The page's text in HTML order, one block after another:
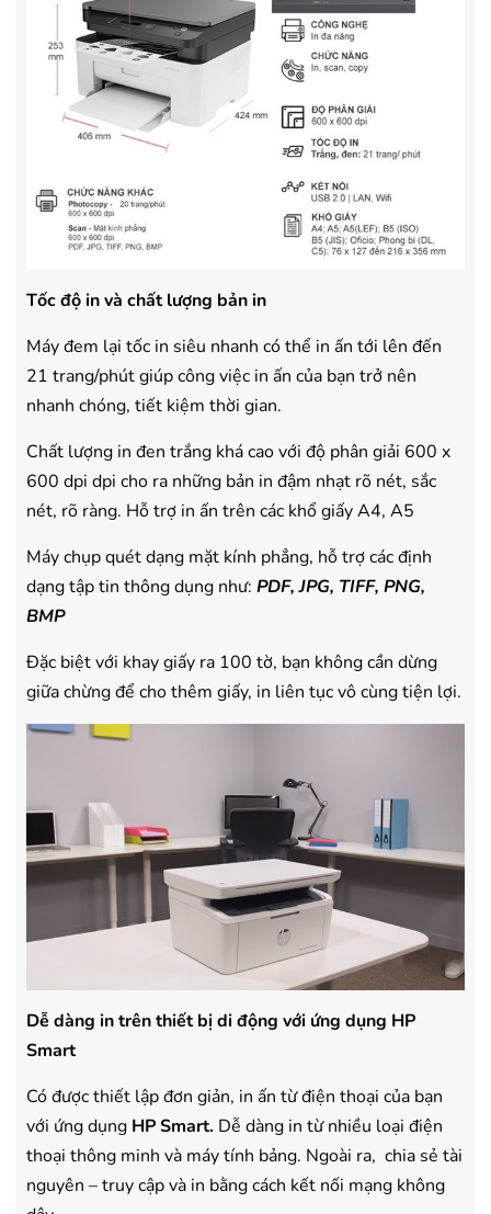
Tốc độ in và chất lượng bản in
Máy đem lại tốc in siêu nhanh có thể in ấn tới lên đến
21 trang/phút giúp công việc in ấn của bạn trở nên
nhanh chóng, tiết kiệm thời gian.
Chất lượng in đen trắng khá cao với độ phân giải 600 x
600 dpi dpi cho ra những bản in đậm nhạt rõ nét, sắc
nét, rõ ràng. Hỗ trợ in ấn trên các khổ giấy A4, A5
Máy chụp quét dạng mặt kính phẳng, hỗ trợ các định
dạng tập tin thông dụng như: PDF, JPG, TIFF, PNG,
BMP
Đặc biệt với khay giấy ra 100 tờ, bạn không cần dừng
giữa chừng để cho thêm giấy, in liên tục vô cùng tiện lợi.
Dễ dàng in trên thiết bị di động với ứng dụng HP
Smart
Có được thiết lập đơn giản, in ấn từ điện thoại của bạn
với ứng dụng HP Smart. Dễ dàng in từ nhiều loại điện
thoại thông minh và máy tính bảng. Ngoài ra, chia sẻ tài
nguyên – truy cập và in bằng cách kết nối mạng không